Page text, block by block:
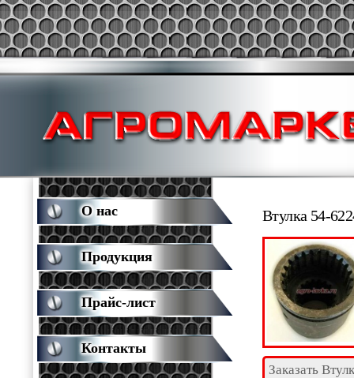
Втулка 54-
Заказать
О нас
Продукция
Прайс-лист
Контакты